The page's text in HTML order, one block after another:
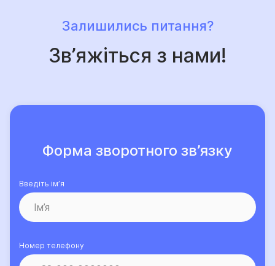
Залишились питання?
Зв’яжіться з нами!
Форма зворотного зв’язку
Введіть ім’я
Номер телефону